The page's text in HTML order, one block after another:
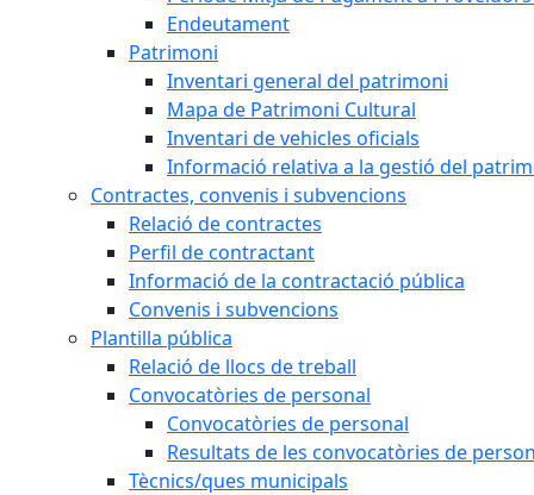
Endeutament
Patrimoni
Inventari general del patrimoni
Mapa de Patrimoni Cultural
Inventari de vehicles oficials
Informació relativa a la gestió del
Contractes, convenis i subvencions
Relació de contractes
Perfil de contractant
Informació de la contractació pública
Convenis i subvencions
Plantilla pública
Relació de llocs de treball
Convocatòries de personal
Convocatòries de personal
Resultats de les convocatòries de
Tècnics/ques municipals